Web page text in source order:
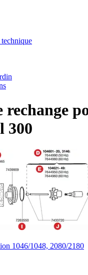
rechange
300
1046/1048, 2080/2180